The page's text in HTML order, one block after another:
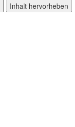
Inhalt hervorheben